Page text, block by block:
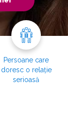
Persoane care
doresc o relație
serioasă